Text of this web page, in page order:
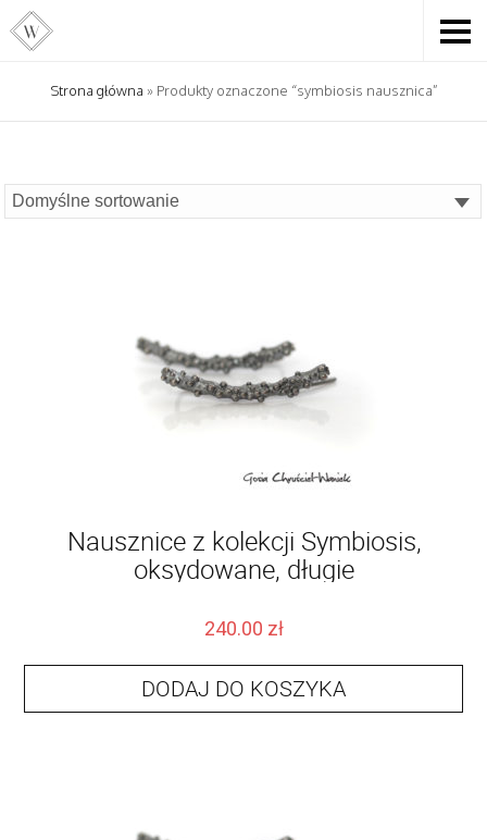
Strona główna » Produkty oznaczone “symbiosis nausznica”
Nausznice z kolekcji Symbiosis,
oksydowane, długie
240.00 zł
DODAJ DO KOSZYKA